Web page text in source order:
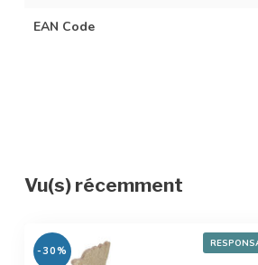
EAN Code
Vu(s) récemment
-30%